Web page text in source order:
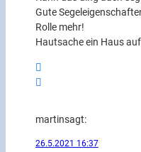
Gute
Rolle mehr!
Hautsache ein Haus
martinsagt:
26.5.2021 16:37